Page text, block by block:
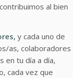
al bien
y cada uno de
as, colaboradores
en tu día a día,
cada vez que